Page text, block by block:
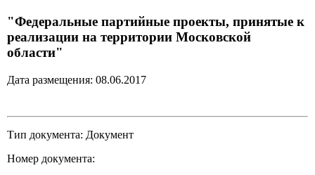
"Федеральные партийные проекты, принятые к
реализации на территории Московской
области"
Дата размещения: 08.06.2017
Тип документа: Документ
Номер документа: